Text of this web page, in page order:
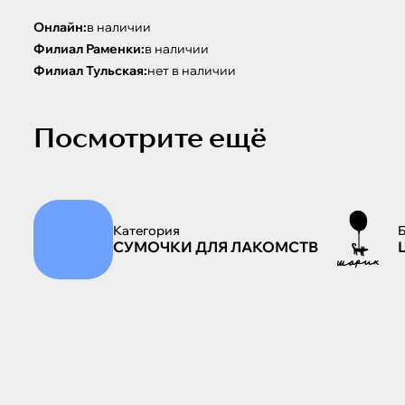
Онлайн:в наличии
Филиал Раменки:в наличии
Филиал Тульская:нет в наличии
Посмотрите ещё
Категория
СУМОЧКИ ДЛЯ ЛАКОМСТВ